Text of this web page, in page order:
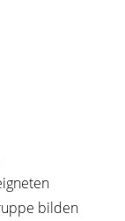
bilden